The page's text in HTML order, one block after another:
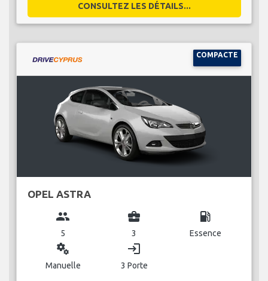
CONSULTEZ LES DÉTAILS...
COMPACTE
OPEL ASTRA
group
5
business_center
3
local_gas_station
Essence
miscellaneous_services
Manuelle
login
3 Porte